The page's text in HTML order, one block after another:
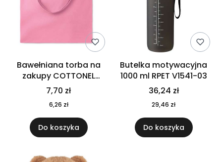
Bawełniana torba na
zakupy COTTONEL
COLOUR++ MO9846-11
7,70 zł
6,26 zł
Do koszyka
Butelka motywacyjna
1000 ml RPET V1541-03
36,24 zł
29,46 zł
Do koszyka